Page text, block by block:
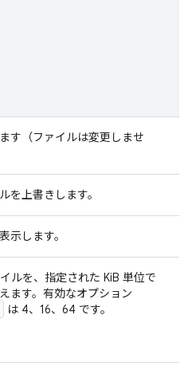
す（ファイルは変更しませ
を上書きします。
示します。
ルを、指定された KiB 単位で
ます。有効なオプション
は 4、16、64 です。